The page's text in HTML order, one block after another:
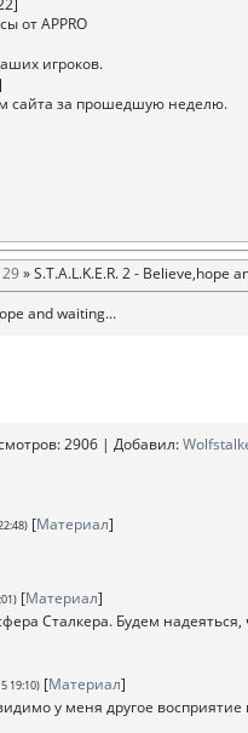
от APPRO
игроков.
сайта за прошедшую неделю.
29» S.T.A.L.K.E.R. 2 - Believe,hope
and waiting...
: 2906 | Добавил:
[Материал]
[Материал]
Сталкера. Будем
19:10) [Материал]
у меня другое восприятие